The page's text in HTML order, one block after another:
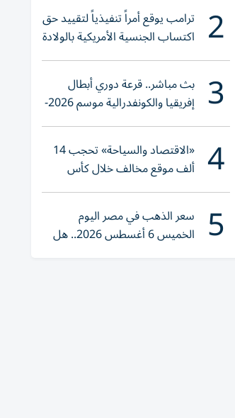
2 ترامب يوقع أمراً تنفيذياً لتقييد حق
اكتساب الجنسية الأمريكية بالولادة
3 بث مباشر.. قرعة دوري أبطال
إفريقيا والكونفدرالية موسم 2026-
2027
4 «الاقتصاد والسياحة» تحجب 14
ألف موقع مخالف خلال كأس
العالم 2026
5 سعر الذهب في مصر اليوم
الخميس 6 أغسطس 2026.. هل